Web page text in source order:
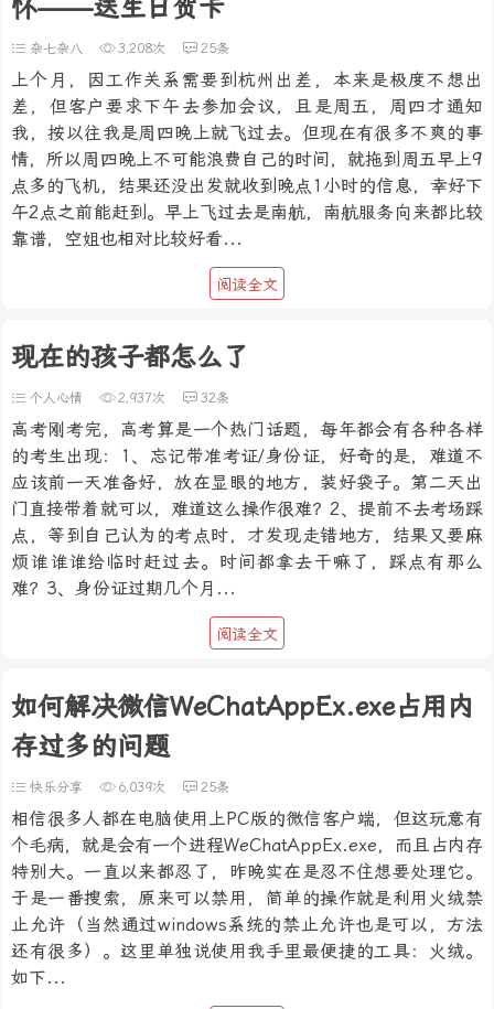
怀——送生日贺卡
杂七杂八 3,208次 25条
上个月，因工作关系需要到杭州出差，本来是极度不想出
差，但客户要求下午去参加会议，且是周五，周四才通知
我，按以往我是周四晚上就飞过去。但现在有很多不爽的事
情，所以周四晚上不可能浪费自己的时间，就拖到周五早上9
点多的飞机，结果还没出发就收到晚点1小时的信息，幸好下
午2点之前能赶到。早上飞过去是南航，南航服务向来都比较
靠谱，空姐也相对比较好看...
阅读全文
现在的孩子都怎么了
个人心情 2,937次 32条
高考刚考完，高考算是一个热门话题，每年都会有各种各样
的考生出现：1、忘记带准考证/身份证，好奇的是，难道不
应该前一天准备好，放在显眼的地方，装好袋子。第二天出
门直接带着就可以，难道这么操作很难？2、提前不去考场踩
点，等到自己认为的考点时，才发现走错地方，结果又要麻
烦谁谁谁给临时赶过去。时间都拿去干嘛了，踩点有那么
难？3、身份证过期几个月...
阅读全文
如何解决微信WeChatAppEx.exe占用内
存过多的问题
快乐分享 6,039次 25条
相信很多人都在电脑使用上PC版的微信客户端，但这玩意有
个毛病，就是会有一个进程WeChatAppEx.exe，而且占内存
特别大。一直以来都忍了，昨晚实在是忍不住想要处理它。
于是一番搜索，原来可以禁用，简单的操作就是利用火绒禁
止允许（当然通过windows系统的禁止允许也是可以，方法
还有很多）。这里单独说使用我手里最便捷的工具：火绒。
如下...